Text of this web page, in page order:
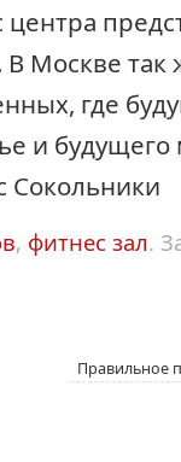
Москве так
где
и
Сокольники
, фитнес зал.
Правильное